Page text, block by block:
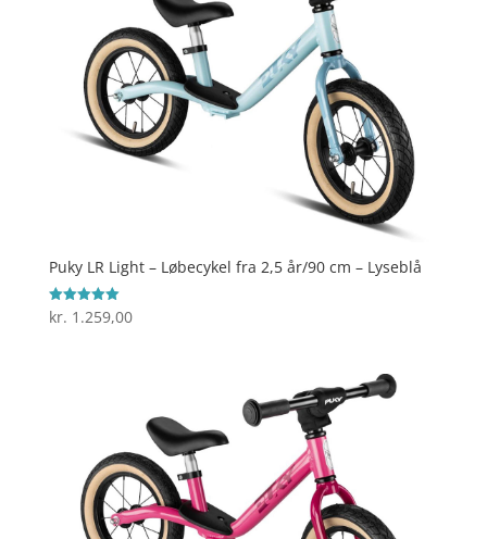
Puky LR Light – Løbecykel fra 2,5 år/90 cm – Lyseblå
Vurderet
5
kr. 1.259,00